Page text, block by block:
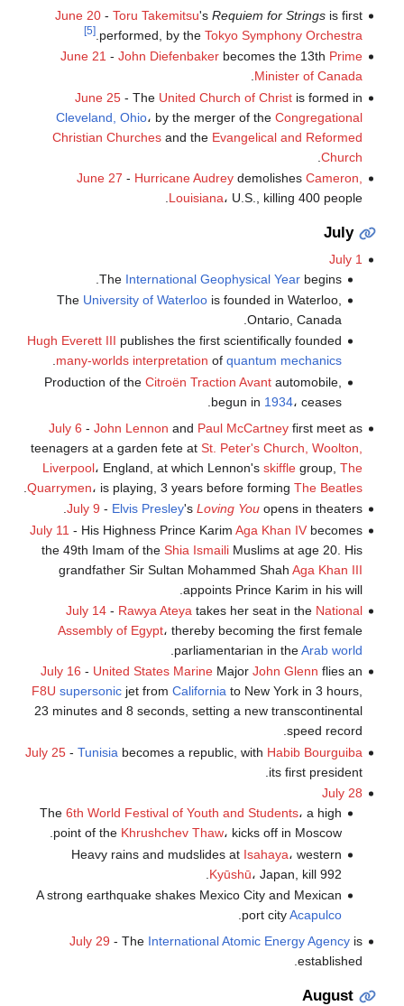
June 20- Toru Takemitsu's Requiem for Stringsis first
performed, by the Tokyo Symphony Orchestra
.
[5]
June 21 - John Diefenbakerbecomes the 13th Prime
Minister of Canada
.
June 25- The United Church of Christis formed in
Cleveland, Ohio، by the merger of the Congregational
Christian Churchesand the Evangelical and Reformed
Church
June 27 - Hurricane Audreydemolishes Cameron,
Louisiana، U.S., killing 400 people.
July
July 1
The International Geophysical Year begins.
The University of Waterloo is founded in Waterloo,
Ontario, Canada.
Hugh Everett III publishes the first scientifically founded
many-worlds interpretation ofquantum mechanics
.
Production of theCitroën Traction Avant automobile,
begun in 1934، ceases.
July 6 - John Lennon and Paul McCartneyfirst meet as
teenagers at a garden fete at St. Peter's Church, Woolton,
Liverpool، England, at which Lennon's skifflegroup, The
Quarrymen، is playing, 3 years before forming The Beatles
July 9 - Elvis Presley's Loving Youopens in theaters.
July 11 - His Highness Prince Karim Aga Khan IVbecomes
the 49th Imam of the Shia IsmailiMuslims at age 20. His
grandfather Sir Sultan Mohammed Shah Aga Khan III
appoints Prince Karim in his will.
July 14- Rawya Ateya takes her seat in the National
Assembly of Egypt، thereby becoming the first female
parliamentarian in theArab world
July 16 - United States MarineMajor John Glenn flies an
F8U supersonicjet from Californiato New York in 3 hours,
23 minutes and 8 seconds, setting a new transcontinental
speed record.
July 25- Tunisia becomes a republic, with Habib Bourguiba
its first president.
July 28
The6th World Festival of Youth and Students، a high
point of the Khrushchev Thaw، kicks off in Moscow.
Heavy rains and mudslides at Isahaya، western
Kyūshū، Japan, kill 992.
A strong earthquake shakes Mexico City and Mexican
port cityAcapulco
July 29 - The International Atomic Energy Agencyis
established.
August